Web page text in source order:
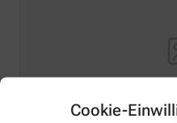
Cookie-